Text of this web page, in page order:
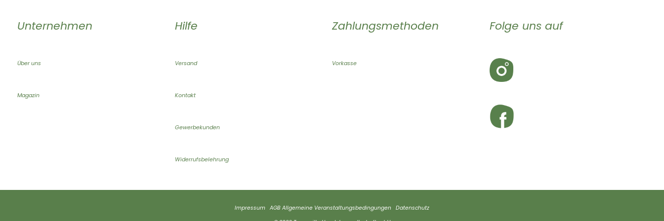
Unternehmen
Über uns
Magazin
Hilfe
Versand
Kontakt
Gewerbekunden
Widerrufsbelehrung
Zahlungsmethoden
Vorkasse
Folge uns auf
Impressum AGB Allgemeine Veranstaltungsbedingungen
Datenschutz